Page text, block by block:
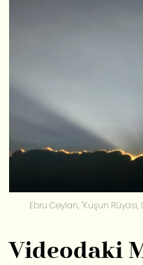
Ebru Ceylan, "Kuşun
Videodaki